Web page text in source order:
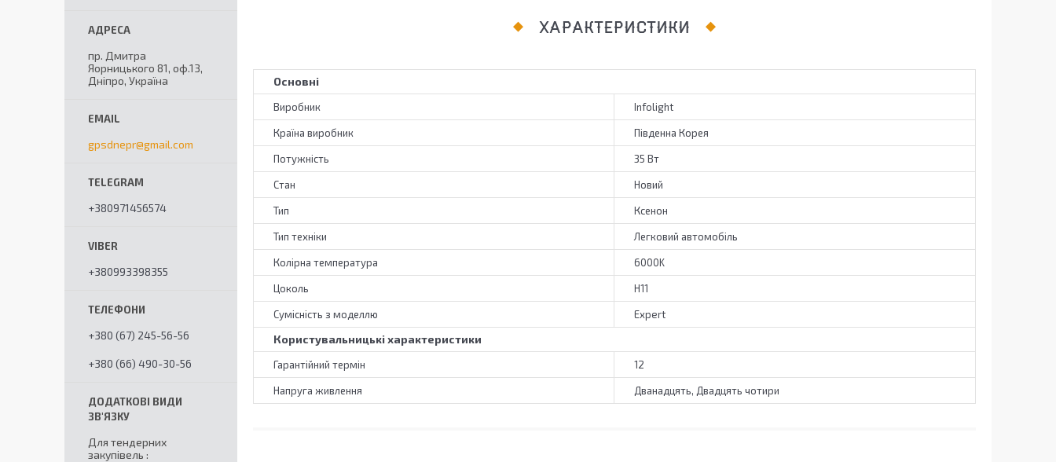
ХАРАКТЕРИСТИКИ
Основні
Виробник Infolight
Країна виробник Південна Корея
Потужність 35 Вт
Стан Новий
Тип Ксенон
Тип техніки Легковий автомобіль
Колірна температура 6000K
Цоколь H11
Сумісність з моделлю Expert
Користувальницькі характеристики
Гарантійний термін 12
Напруга живлення Дванадцять, Двадцять чотири
пр. Дмитра
Яорницького 81, оф.13,
Дніпро, Україна
gpsdnepr@gmail.com
+380971456574
+380993398355
+380 (67) 245-56-56
+380 (66) 490-30-56
Для тендерних
закупівель